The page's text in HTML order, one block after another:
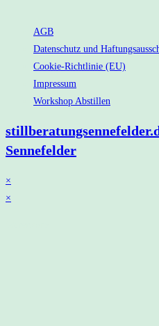
AGB
Datenschutz und
Cookie-Richtlinie (EU)
Impressum
Workshop Abstillen
Sennefelder
×
×